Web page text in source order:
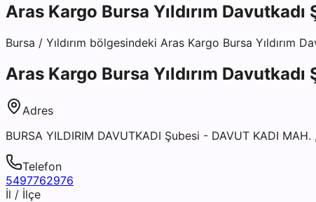
Aras Kargo Bursa Yıldırım Davutkadı
Bursa / Yıldırım bölgesindeki Aras Kargo Bursa Yıldırım
Aras Kargo Bursa Yıldırım Davutkadı
Adres
BURSA YILDIRIM DAVUTKADI Şubesi - DAVUT KADI
Telefon
5497762976
İl / İlçe